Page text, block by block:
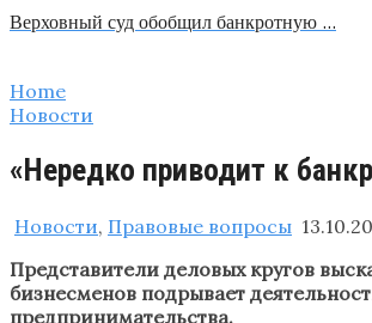
Верховный суд обобщил банкротную …
Home
Новости
«Нередко приводит к
Новости, Правовые вопросы
Представители деловых кругов
бизнесменов подрывает
предпринимательства.